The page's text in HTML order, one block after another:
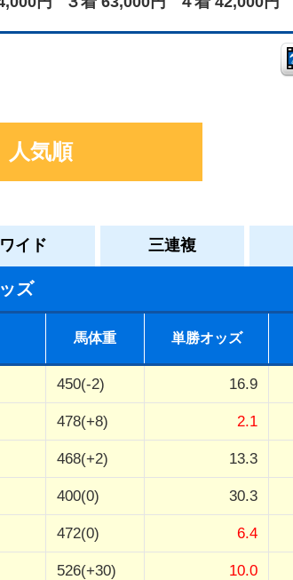
人気順
ワイド 三連複
ズ
馬体重 単勝オッズ
450(-2) 16.9
478(+8) 2.1
468(+2) 13.3
400(0) 30.3
472(0) 6.4
526(+30) 10.0